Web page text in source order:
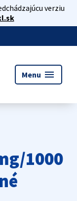
verziu
Menu menu
1000